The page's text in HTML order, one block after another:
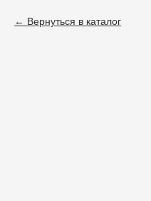
Вернуться в каталог